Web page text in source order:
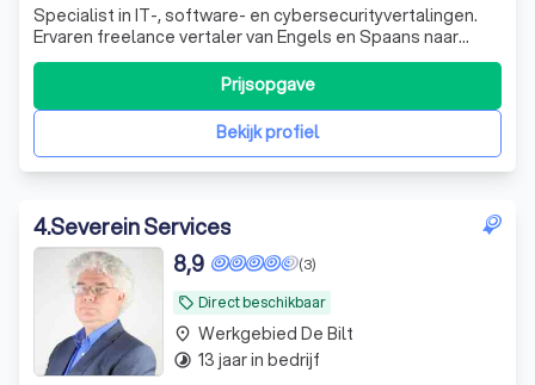
Specialist in IT-, software- en cybersecurityvertalingen.
Ervaren freelance vertaler van Engels en Spaans naar
Nederlands, met oog voor kwaliteit én leesbaarheid.
Bekijk profiel
Prijsopgave
4.Severein Services
local_offer Direct beschikbaar
(3)
8,9
place Werkgebied De Bilt
timelapse 13 jaar in bedrijf